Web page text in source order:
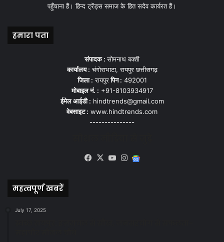
पहुँचाना हैं। हिन्द ट्रेंड्स समाज के हित सदेव कार्यरत हैं।
हमारा पता
संपादक :सोमनाथ बक्शी
कार्यालय : चंगोराभाटा, रायपुर छत्तीसगढ़
जिला : रायपुरपिन : 492001
मोबाइल नं. : +91-8103934917
ईमेल आईडी : hindtrends@gmail.com
वेबसाइट : www.hindtrends.com
---------------
Facebook
X YouTubeInstagram
महत्वपूर्ण खबरें
July 17, 2025